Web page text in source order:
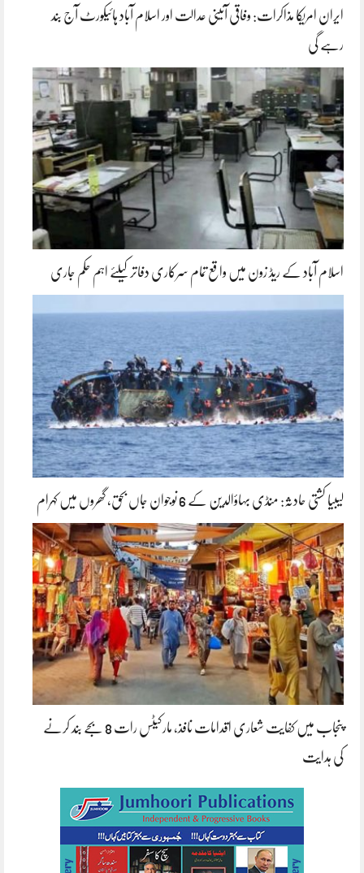
ایران امریکا مذاکرات: وفاقی آئینی عدالت اور اسلام آباد ہائیکورٹ آج بند
رہے گی
اسلام آباد کے ریڈ زون میں واقع تمام سرکاری دفاتر کیلئے اہم حکم جاری
لیبیا کشتی حادثہ: منڈی بہاؤالدین کے 6 نوجوان جاں بحق، گھروں میں کہرام
پنجاب میں کفایت شعاری اقدامات نافذ، مارکیٹس رات 8 بجے بند کرنے
کی ہدایت